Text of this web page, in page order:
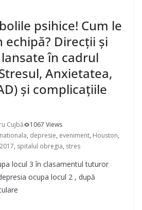
psihice! Cum le
Direcții și
în cadrul
Anxietatea,
și complicațiile
Cujbă
1067 Views
, depresie, eveniment, Houston,
, spitalul obregia, stres
locul 3 în clasamentul tuturor
ocupa locul 2 , după